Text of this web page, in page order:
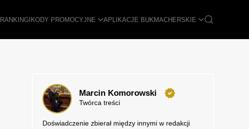
RANKINGIKODY PROMOCYJNE APLIKACJE BUKMACHERSKIE
Marcin Komorowski
Twórca treści
Doświadczenie zbierał między innymi w redakcji